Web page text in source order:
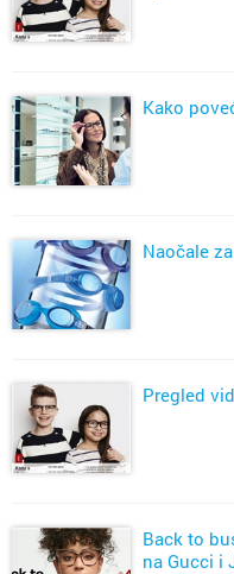
Kako
Naočale
Pregled
Back to
na Gucci i